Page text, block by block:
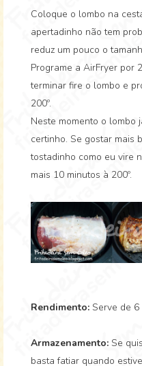
Coloque o lombo na
apertadinho não tem
reduz um pouco o
Programe a AirFryer por
terminar fire o lombo e
200º.
Neste momento o lombo
certinho. Se gostar mais
tostadinho como eu vire
mais 10 minutos à 200º.
Rendimento: Serve de 6
Armazenamento: Se
basta fatiar quando